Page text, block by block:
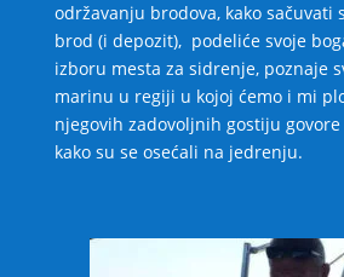
održavanju brodova, kako sačuvati
brod (i depozit), podeliće svoje
izboru mesta za sidrenje, poznaje
marinu u regiji u kojoj ćemo i mi
njegovih zadovoljnih gostiju
kako su se osećali na jedrenju.